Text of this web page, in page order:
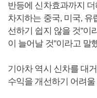
반등에 신차효과까지
차지하는 중국, 미국, 유
선하기 쉽지 않을 것”이
이 늘어날 것”이라고 말
기아차 역시 신차를 대
수익을 개선하기 어려